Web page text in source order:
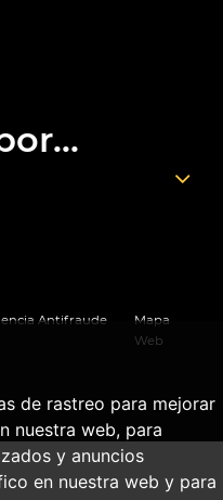
de rastreo para mejorar
nuestra web, para
y anuncios
en nuestra web y para
Antifraude
Mapa
Web